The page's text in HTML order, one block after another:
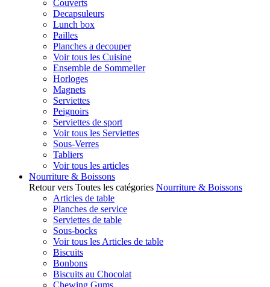
Couverts
Decapsuleurs
Lunch box
Pailles
Planches a decouper
Voir tous les Cuisine
Ensemble de Sommelier
Horloges
Magnets
Serviettes
Peignoirs
Serviettes de sport
Voir tous les Serviettes
Sous-Verres
Tabliers
Voir tous les articles
Nourriture & Boissons
Retour vers Toutes les catégories Nourriture & Boissons
Articles de table
Planches de service
Serviettes de table
Sous-bocks
Voir tous les Articles de table
Biscuits
Bonbons
Biscuits au Chocolat
Chewing Gums